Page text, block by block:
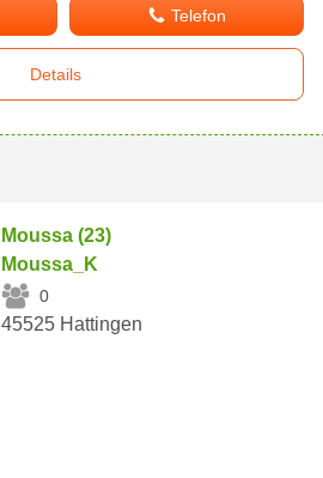
Telefon
Details
Moussa (23)
Moussa_K
0
45525 Hattingen